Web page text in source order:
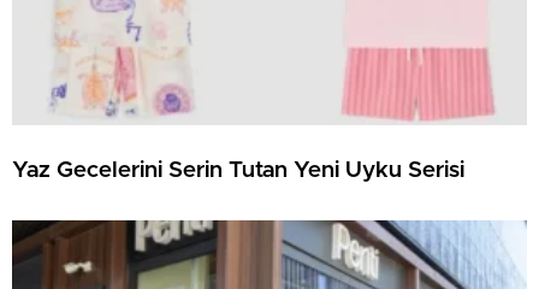
Yaz Gecelerini Serin Tutan Yeni Uyku Serisi